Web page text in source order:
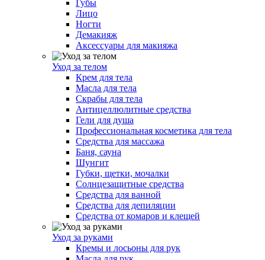
Губы
Лицо
Ногти
Демакияж
Аксессуары для макияжа
Уход за телом
Крем для тела
Масла для тела
Скрабы для тела
Антицеллюлитные средства
Гели для душа
Профессиональная косметика для тела
Средства для массажа
Баня, сауна
Шунгит
Губки, щетки, мочалки
Солнцезащитные средства
Средства для ванной
Средства для депиляции
Средства от комаров и клещей
Уход за руками
Кремы и лосьоны для рук